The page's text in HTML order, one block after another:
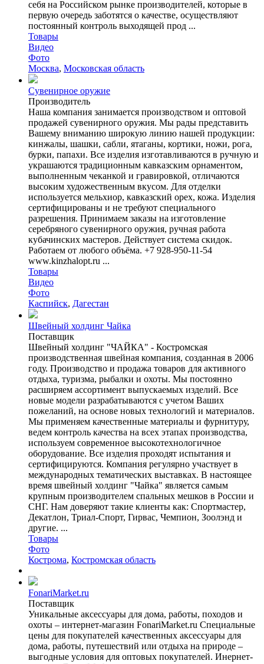
себя на Российском рынке производителей, которые в
первую очередь заботятся о качестве, осуществляют
постоянный контроль выходящей прод ...
Товары
Видео
Фото
Москва, Московская область
Сувенирное оружие
Производитель
Наша компания занимается производством и оптовой
продажей сувенирного оружия. Мы рады представить
Вашему вниманию широкую линию нашей продукции:
кинжалы, шашки, сабли, ятаганы, кортики, ножи, рога,
бурки, папахи. Все изделия изготавливаются в ручную и
украшаются традиционным кавказским орнаментом,
выполненным чеканкой и гравировкой, отличаются
высоким художественным вкусом. Для отделки
используется мельхиор, кавказский орех, кожа. Изделия
сертифицированы и не требуют специального
разрешения. Принимаем заказы на изготовление
серебряного сувенирного оружия, ручная работа
кубачинских мастеров. Действует система скидок.
Работаем от любого объёма. +7 928-950-11-54
www.kinzhalopt.ru ...
Товары
Видео
Фото
Каспийск, Дагестан
Швейный холдинг Чайка
Поставщик
Швейный холдинг "ЧАЙКА" - Костромская
производственная швейная компания, созданная в 2006
году. Производство и продажа товаров для активного
отдыха, туризма, рыбалки и охоты.​ Мы постоянно
расширяем ассортимент выпускаемых изделий.​ Все
новые модели разрабатываются с учетом Ваших
пожеланий, на основе новых технологий и материалов.
Мы применяем качественные материалы и фурнитуру,
ведем контроль качества на всех этапах производства,
используем современное высокотехнологичное
оборудование. Все изделия проходят испытания и
сертифицируются.​ Компания регулярно участвует в
международных тематических выставках. В настоящее
время швейный холдинг "Чайка" является самым
крупным производителем спальных мешков в России и
СНГ. Нам доверяют такие клиенты как: Спортмастер,
Декатлон, Триал-Спорт, Гирвас, Чемпион, Зоолэнд и
другие. ...
Товары
Фото
Кострома, Костромская область
FonariMarket.ru
Поставщик
Уникальные аксессуары для дома, работы, походов и
охоты – интернет-магазин FonariMarket.ru Специальные
цены для покупателей качественных аксессуары для
дома, работы, путешествий или отдыха на природе –
выгодные условия для оптовых покупателей. Инернет-